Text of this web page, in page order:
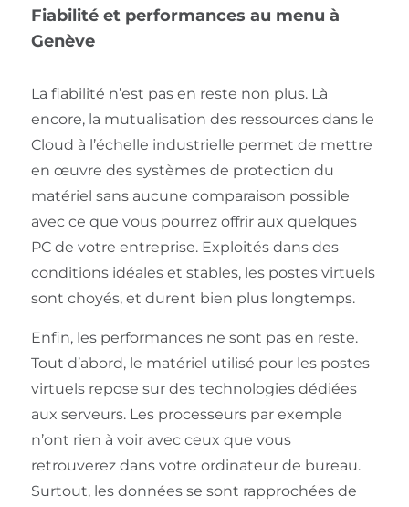
Fiabilité et performances au menu à
Genève
La fiabilité n’est pas en reste non plus. Là
encore, la mutualisation des ressources dans le
Cloud à l’échelle industrielle permet de mettre
en œuvre des systèmes de protection du
matériel sans aucune comparaison possible
avec ce que vous pourrez offrir aux quelques
PC de votre entreprise. Exploités dans des
conditions idéales et stables, les postes virtuels
sont choyés, et durent bien plus longtemps.
Enfin, les performances ne sont pas en reste.
Tout d’abord, le matériel utilisé pour les postes
virtuels repose sur des technologies dédiées
aux serveurs. Les processeurs par exemple
n’ont rien à voir avec ceux que vous
retrouverez dans votre ordinateur de bureau.
Surtout, les données se sont rapprochées de